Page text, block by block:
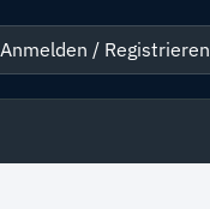
Anmelden / Registrieren